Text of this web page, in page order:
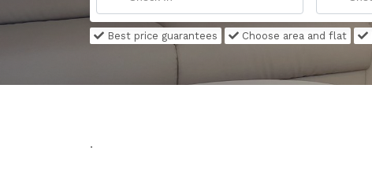
Best price guarantees Choose area and flat
.